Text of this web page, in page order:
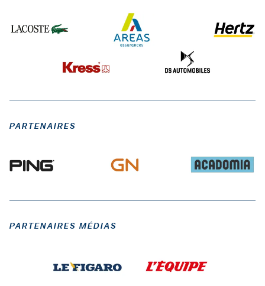
PARTENAIRES
PARTENAIRES MÉDIAS